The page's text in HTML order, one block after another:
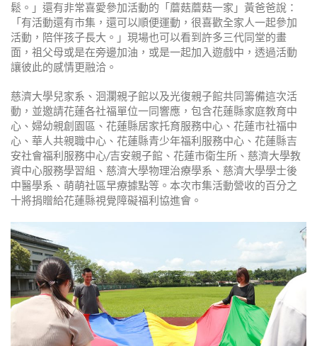
鬆。」還有非常喜愛參加活動的「蘑菇蘑菇一家」黃爸爸說：
「有活動還有市集，還可以順便運動，很喜歡全家人一起參加
活動，陪伴孩子長大。」現場也可以看到許多三代同堂的畫
面，祖父母或是在旁邊加油，或是一起加入遊戲中，透過活動
讓彼此的感情更融洽。
慈濟大學兒家系、洄瀾親子館以及光復親子館共同籌備這次活
動，並邀請花蓮各社福單位一同響應，包含花蓮縣家庭教育中
心、婦幼親創園區、花蓮縣居家托育服務中心、花蓮市社福中
心、華人共親職中心、花蓮縣青少年福利服務中心、花蓮縣吉
安社會福利服務中心/吉安親子館、花蓮市衛生所、慈濟大學教
資中心服務學習組、慈濟大學物理治療學系、慈濟大學學士後
中醫學系、萌萌社區早療據點等。本次市集活動營收的百分之
十將捐贈給花蓮縣視覺障礙福利協進會。